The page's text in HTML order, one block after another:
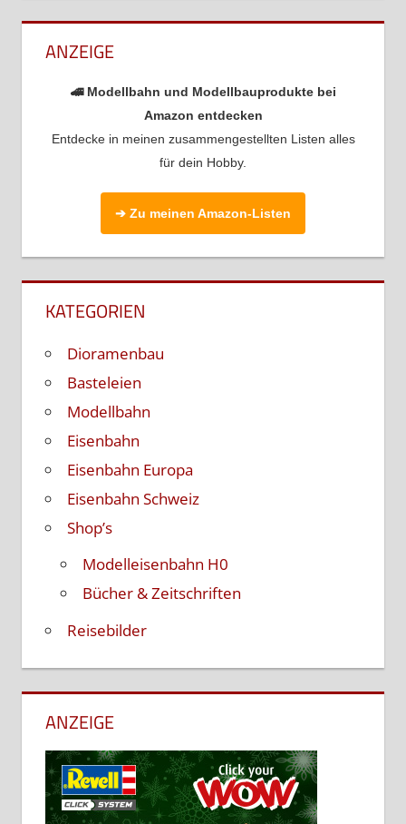
ANZEIGE
🚄 Modellbahn und Modellbauprodukte bei
Amazon entdecken
Entdecke in meinen zusammengestellten Listen alles
für dein Hobby.
➔ Zu meinen Amazon-Listen
KATEGORIEN
Dioramenbau
Basteleien
Modellbahn
Eisenbahn
Eisenbahn Europa
Eisenbahn Schweiz
Shop’s
Modelleisenbahn H0
Bücher & Zeitschriften
Reisebilder
ANZEIGE